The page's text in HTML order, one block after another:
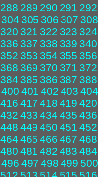
288 289 290 291 292
304 305 306 307 308
320 321 322 323 324
336 337 338 339 340
352 353 354 355 356
368 369 370 371 372
384 385 386 387 388
400 401 402 403 404
416 417 418 419 420
432 433 434 435 436
448 449 450 451 452
464 465 466 467 468
480 481 482 483 484
496 497 498 499 500